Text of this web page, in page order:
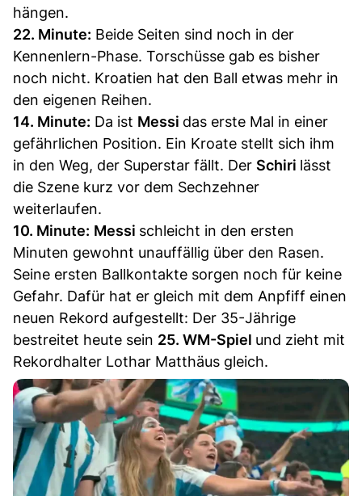
hängen.
22. Minute: Beide Seiten sind noch in der
Kennenlern-Phase. Torschüsse gab es bisher
noch nicht. Kroatien hat den Ball etwas mehr in
den eigenen Reihen.
14. Minute: Da ist Messi das erste Mal in einer
gefährlichen Position. Ein Kroate stellt sich ihm
in den Weg, der Superstar fällt. Der Schiri lässt
die Szene kurz vor dem Sechzehner
weiterlaufen.
10. Minute: Messi schleicht in den ersten
Minuten gewohnt unauffällig über den Rasen.
Seine ersten Ballkontakte sorgen noch für keine
Gefahr. Dafür hat er gleich mit dem Anpfiff einen
neuen Rekord aufgestellt: Der 35-Jährige
bestreitet heute sein 25. WM-Spiel und zieht mit
Rekordhalter Lothar Matthäus gleich.